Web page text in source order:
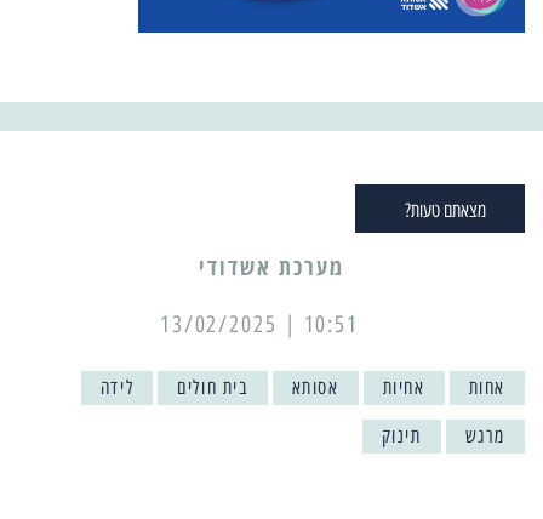
מצאתם טעות?
מערכת אשדודי
10:51 | 13/02/2025
אחות אחיות אסותא בית חולים לידה
מרגש תינוק